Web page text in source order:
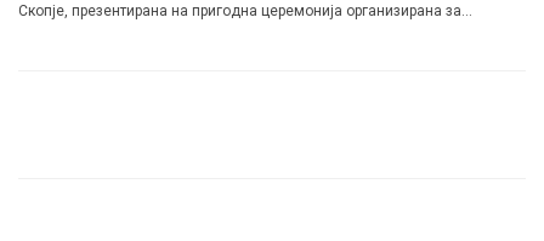
Скопје, презентирана на пригодна церемонија организирана за